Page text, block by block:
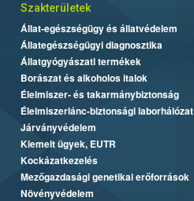
Szakterületek
Állat-egészségügy és állatvédelem
Állategészségügyi diagnosztika
Állatgyógyászati termékek
Borászat és alkoholos italok
Élelmiszer- és takarmánybiztonság
Élelmiszerlánc-biztonsági laborhálózat
Járványvédelem
Kiemelt ügyek, EUTR
Kockázatkezelés
Mezőgazdasági genetikai erőforrások
Növényvédelem